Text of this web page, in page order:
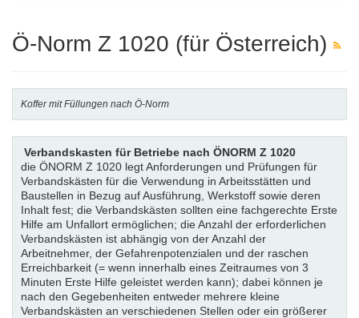
Ö-Norm Z 1020 (für Österreich)
Koffer mit Füllungen nach Ö-Norm
Verbandskasten für Betriebe nach ÖNORM Z 1020
die ÖNORM Z 1020 legt Anforderungen und Prüfungen für
Verbandskästen für die Verwendung in Arbeitsstätten und
Baustellen in Bezug auf Ausführung, Werkstoff sowie deren
Inhalt fest; die Verbandskästen sollten eine fachgerechte Erste
Hilfe am Unfallort ermöglichen; die Anzahl der erforderlichen
Verbandskästen ist abhängig von der Anzahl der
Arbeitnehmer, der Gefahrenpotenzialen und der raschen
Erreichbarkeit (= wenn innerhalb eines Zeitraumes von 3
Minuten Erste Hilfe geleistet werden kann); dabei können je
nach den Gegebenheiten entweder mehrere kleine
Verbandskästen an verschiedenen Stellen oder ein größerer